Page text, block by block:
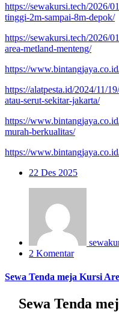
https://sewakursi.tech/2026/
tinggi-2m-sampai-8m-depok/
https://sewakursi.tech/2026/
area-metland-menteng/
https://
https://alatpesta.id/2024/11/
atau-serut-sekitar-jakarta/
https://
murah-berkualitas/
https://
22 Des 2025
2 Komentar
Sewa Tenda meja Kursi
Sewa Tenda